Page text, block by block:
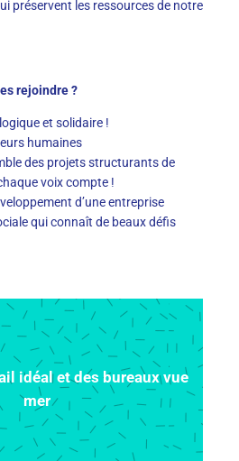
préservent les ressources de notre
rejoindre ?
et solidaire !
humaines
des projets structurants de
voix compte !
d’une entreprise
qui connaît de beaux défis
idéal et des bureaux vue
mer